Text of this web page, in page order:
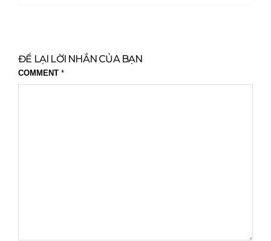
ĐỂ LẠI LỜI NHẮN CỦA BẠN
COMMENT *